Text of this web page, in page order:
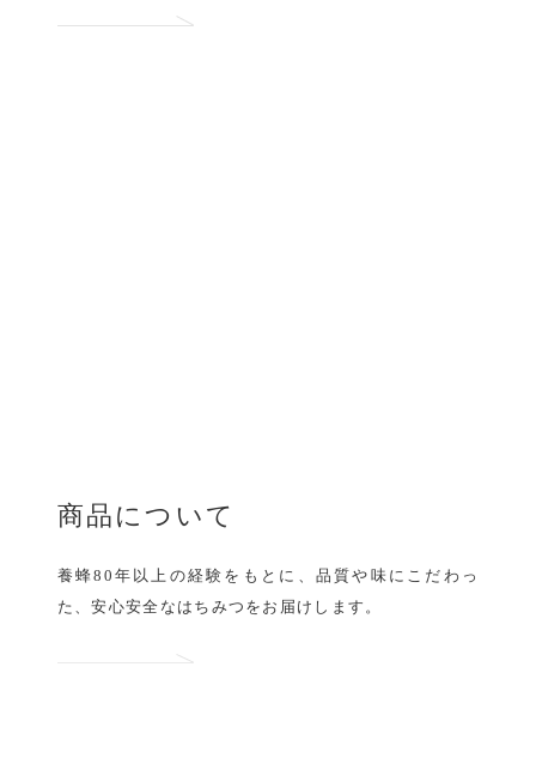
商品について
養蜂80年以上の経験をもとに、 品質や味にこだわっ
た、安心安全なはちみつをお届けします。